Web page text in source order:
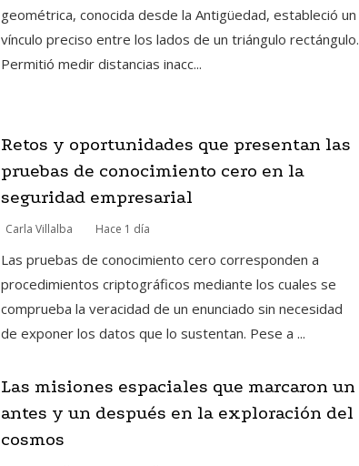
geométrica, conocida desde la Antigüedad, estableció un
vínculo preciso entre los lados de un triángulo rectángulo.
Permitió medir distancias inacc...
Retos y oportunidades que presentan las
pruebas de conocimiento cero en la
seguridad empresarial
Carla Villalba Hace 1 día
Las pruebas de conocimiento cero corresponden a
procedimientos criptográficos mediante los cuales se
comprueba la veracidad de un enunciado sin necesidad
de exponer los datos que lo sustentan. Pese a ...
Las misiones espaciales que marcaron un
antes y un después en la exploración del
cosmos